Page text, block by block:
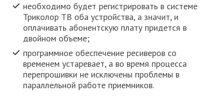
необходимо будет регистрировать в системе
Триколор ТВ оба устройства, а значит, и
оплачивать абонентскую плату придется в
двойном объеме;
программное обеспечение ресиверов со
временем устаревает, а во время процесса
перепрошивки не исключены проблемы в
параллельной работе приемников.